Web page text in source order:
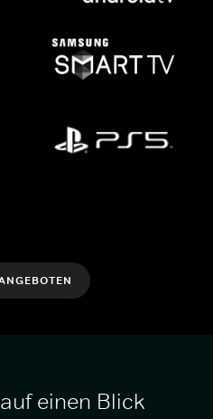
einen Blick